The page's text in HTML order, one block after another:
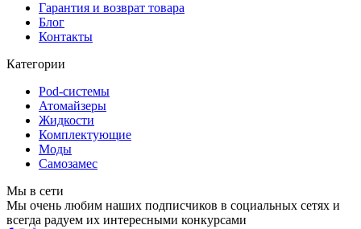
Гарантия и возврат товара
Блог
Контакты
Категории
Pod-системы
Атомайзеры
Жидкости
Комплектующие
Моды
Самозамес
Мы в сети
Мы очень любим наших подписчиков в социальных сетях и
всегда радуем их интересными конкурсами